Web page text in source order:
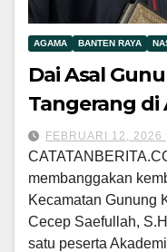
AGAMA BANTEN RAYA
Dai Asal
Tangerang di
FEBRUARI 12, 2026
membanggakan
Kecamatan Gunung
Cecep Saefullah,
satu peserta